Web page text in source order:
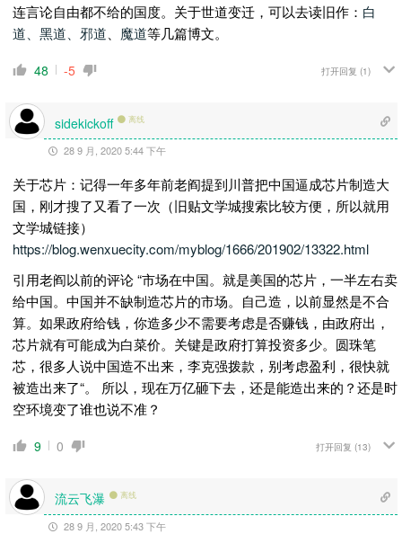
连言论自由都不给的国度。关于世道变迁，可以去读旧作： 白
道、黑道、邪道
魔道等几篇博文。
48 -5 打开回复 (1)
sidekickoff 离线
28 9 月, 2020 5:44 下午
关于芯片：记得一年多年前老阎提到川普把中国逼成芯片制造大
国，刚才搜了又看了一次（旧贴文学城搜索比较方便，所以就用
文学城链接）
https://blog.wenxuecity.com/myblog/1666/201902/13322.html
引用老阎以前的评论 “市场在中国。就是美国的芯片，一半左右卖
给中国。中国并不缺制造芯片的市场。自己造，以前显然是不合
算。如果政府给钱，你造多少不需要考虑是否赚钱，由政府出，
芯片就有可能成为白菜价。关键是政府打算投资多少。圆珠笔
芯，很多人说中国造不出来，李克强拨款，别考虑盈利，很快就
被造出来了“。 所以，现在万亿砸下去，还是能造出来的？还是时
空环境变了谁也说不准？
9 0 打开回复 (13)
流云飞瀑 离线
28 9 月, 2020 5:43 下午